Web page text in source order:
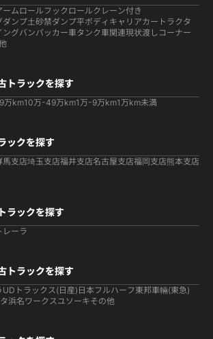
ームロールフックロールクレーン付き
ダンプ土砂禁ダンプ平ボディ キャリアカー トラクタ
ングバンパッカー車タンク車関連現状渡しコーナー
トラックを探す
万km10万-49万km1万-9万km1万km未満
ックを探す
馬支店埼玉支店福井支店名古屋支店福岡支店熊本支店
ラックを探す
レーラ
トラックを探す
UDトラックス(日産) 日本フルハーフ 東邦車輛(東急)
浜名ワークスユソーキその他